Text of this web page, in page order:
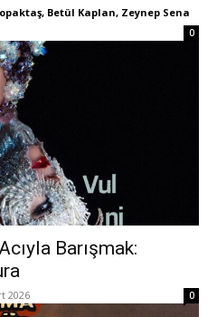
Betül Kaplan, Zeynep Sena
0
Barışmak:
2026 0